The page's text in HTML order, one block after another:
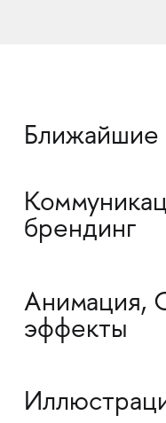
Ближайшие
брендинг
Анимация,
эффекты